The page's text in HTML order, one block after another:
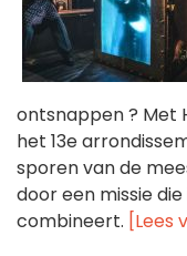
ontsnappen ? Met
het 13e
sporen van de
door een missie
combineert. [Lees